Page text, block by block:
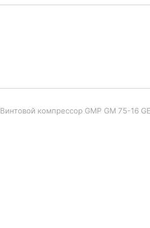
Винтовой компрессор GMP GM 75-16